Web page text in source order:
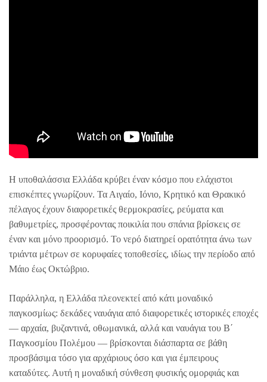
Η υποθαλάσσια Ελλάδα κρύβει έναν κόσμο που ελάχιστοι
επισκέπτες γνωρίζουν. Τα Αιγαίο, Ιόνιο, Κρητικό και Θρακικό
πέλαγος έχουν διαφορετικές θερμοκρασίες, ρεύματα και
βαθυμετρίες, προσφέροντας ποικιλία που σπάνια βρίσκεις σε
έναν και μόνο προορισμό. Το νερό διατηρεί ορατότητα άνω των
τριάντα μέτρων σε κορυφαίες τοποθεσίες, ιδίως την περίοδο από
Μάιο έως Οκτώβριο.
Παράλληλα, η Ελλάδα πλεονεκτεί από κάτι μοναδικό
παγκοσμίως: δεκάδες ναυάγια από διαφορετικές ιστορικές εποχές
— αρχαία, βυζαντινά, οθωμανικά, αλλά και ναυάγια του Β΄
Παγκοσμίου Πολέμου — βρίσκονται διάσπαρτα σε βάθη
προσβάσιμα τόσο για αρχάριους όσο και για έμπειρους
καταδύτες. Αυτή η μοναδική σύνθεση φυσικής ομορφιάς και